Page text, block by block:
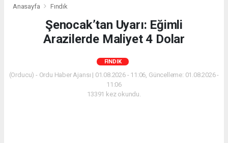
Anasayfa Fındık
Şenocak’tan Uyarı: Eğimli
Arazilerde Maliyet 4 Dolar
FINDIK
(Orducu) - Ordu Haber Ajansı | 01.08.2026 - 11:06, Güncelleme: 01.08.2026 -
11:06
13391 kez okundu.